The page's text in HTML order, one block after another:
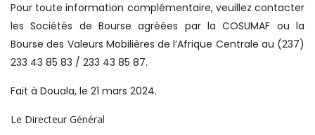
Pour toute information complémentaire, veuillez contacter
les Sociétés de Bourse agréées par la COSUMAF ou la
Bourse des Valeurs Mobilières de l’Afrique Centrale au (237)
233 43 85 83 / 233 43 85 87.
Fait à Douala, le 21 mars 2024.
Le Directeur Général